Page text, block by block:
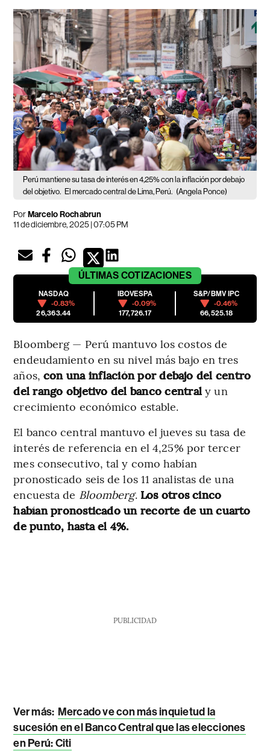
Perú mantiene su tasa de interés en 4,25% con la inflación por debajo
del objetivo. El mercado central de Lima, Perú. (Angela Ponce)
PorMarcelo Rochabrun
11 de diciembre, 2025 | 07:05 PM
ÚLTIMAS COTIZACIONES
NASDAQ
-0.83%
26,363.44
IBOVESPA
-0.09%
177,726.17
S&P/BMV IPC
-0.46%
66,525.18
Bloomberg — Perú mantuvo los costos de
endeudamiento en su nivel más bajo en tres
años, con una inflación por debajo del centro
del rango objetivo del banco centraly un
crecimiento económico estable.
El banco central mantuvo el jueves su tasa de
interés de referencia en el 4,25% por tercer
mes consecutivo, tal y como habían
pronosticado seis de los 11 analistas de una
encuesta de Bloomberg.Los otros cinco
habían pronosticado un recorte de un cuarto
de punto, hasta el 4%.
PUBLICIDAD
Ver más: Mercado ve con más inquietud la
sucesión en el Banco Central que las elecciones
en Perú: Citi